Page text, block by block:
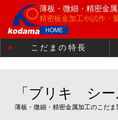
薄板・微細・精密金
精密板金加工や試作・
HOME
こだまの特長
「ブリキ シ
薄板・微細・精密金属加工のこだ